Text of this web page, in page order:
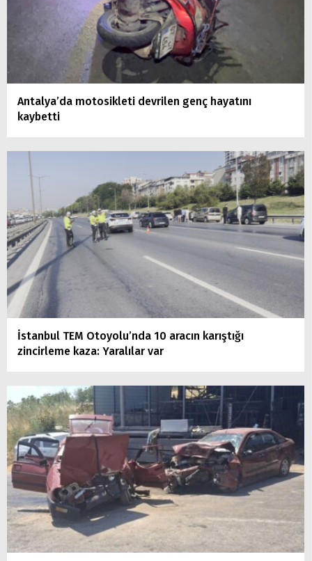
Antalya’da motosikleti devrilen genç hayatını
kaybetti
İstanbul TEM Otoyolu’nda 10 aracın karıştığı
zincirleme kaza: Yaralılar var